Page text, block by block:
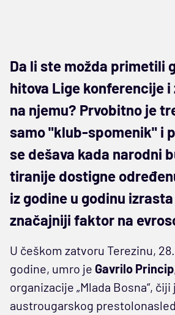
Da li ste možda primetili
hitova Lige konferencije
na njemu? Prvobitno je
samo "klub-spomenik" i
se dešava kada narodni
tiranije dostigne
iz godine u godinu izrasta
značajniji faktor na
U češkom zatvoru Terezinu, 28.
godine, umro je Gavrilo Princip
organizacije „Mlada Bosna“,
austrougarskog